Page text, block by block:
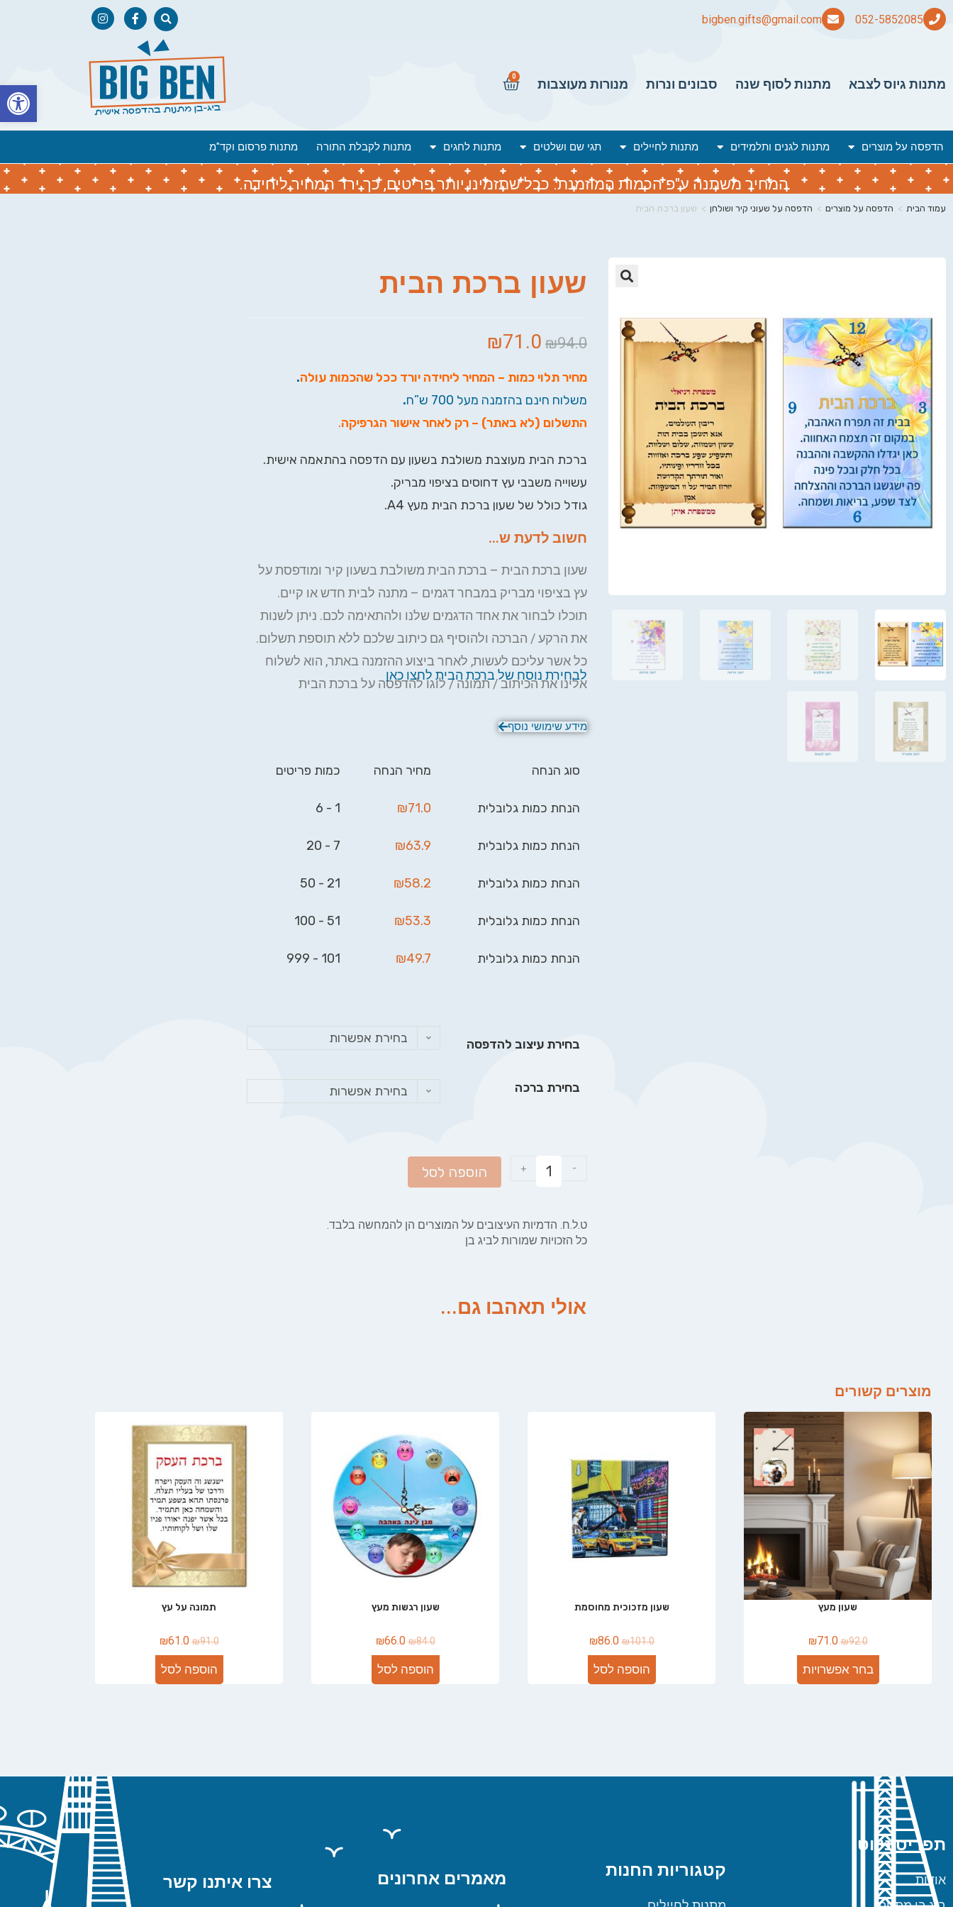
bigben.gifts@gmail.com
מתנות גיוס לצבא מתנות לסוף שנה סבונים ונרות מנורות מעוצבות
0
הדפסה על מוצרים מתנות לגנים ותלמידים מתנות לחיילים תגי שם ושלטים מתנות לחגים מתנות לקבלת התורה מתנות פרסום וקד"מ
המחיר משתנה ע"פ הכמות המוזמנת. ככל שתזמינו יותר פריטים, כך ירד המחיר ליחידה.
עמוד הבית > הדפסה על מוצרים > הדפסה על שעוני קיר ושולחן > שעון ברכת הבית
שעון ברכת הבית
₪94.0
₪71.0
מחיר תלוי כמות – המחיר ליחידה יורד ככל שהכמות עולה.
משלוח חינם בהזמנה מעל 700 ש”ח
.
התשלום (לא באתר) – רק לאחר אישור הגרפיקה.
ברכת הבית מעוצבת משולבת בשעון עם הדפסה בהתאמה אישית.
עשוייה משבבי עץ דחוסים בציפוי מבריק.
גודל כולל של שעון ברכת הבית מעץ A4.
חשוב לדעת ש...
שעון ברכת הבית – ברכת הבית משולבת בשעון קיר ומודפסת על
עץ בציפוי מבריק במבחר דגמים – מתנה לבית חדש או קיים.
תוכלו לבחור את אחד הדגמים שלנו ולהתאימה לכם. ניתן לשנות
את הרקע / הברכה ולהוסיף גם כיתוב שלכם ללא תוספת תשלום.
כל אשר עליכם לעשות, לאחר ביצוע ההזמנה באתר, הוא לשלוח
אלינו את הכיתוב / תמונה / לוגו להדפסה על ברכת הבית
לבחירת נוסח של ברכת הבית לחצו כאן
מידע שימושי נוסף
סוג הנחה מחיר הנחה כמות פריטים
הנחת כמות גלובלית ₪71.0
1 - 6
הנחת כמות גלובלית ₪63.9
7 - 20
הנחת כמות גלובלית ₪58.2
21 - 50
הנחת כמות גלובלית ₪53.3
51 - 100
הנחת כמות גלובלית ₪49.7
101 - 999
בחירת עיצוב להדפסה בחירת אפשרות
בחירת ברכה בחירת אפשרות
-
+ הוספה לסל
ט.ל.ח. הדמיות העיצובים על המוצרים הן להמחשה בלבד.
כל הזכויות שמורות לביג בן
אולי תאהבו גם...
מוצרים קשורים
שעון מעץ
₪92.0
₪71.0
בחר אפשרויות
שעון מזכוכית מחוסמת
₪101.0
₪86.0
הוספה לסל
שעון רגשות מעץ
₪84.0
₪66.0
הוספה לסל
תמונה על עץ
₪91.0
₪61.0
הוספה לסל
תפריט ניווט
אודות
קטגוריות החנות מאמרים אחרונים צרו איתנו קשר